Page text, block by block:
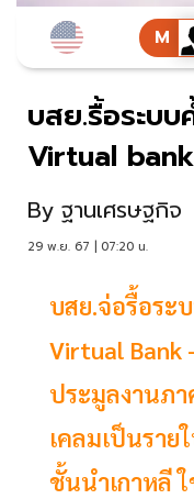
บสย.รื้อระบบ
Virtual
By ฐานเศรษฐกิจ
29 พ.ย. 67 | 07:20 น.
บสย.จ่อรื้อระ
Virtual Bank
ประมูลงานภ
เคลมเป็นรา
ชั้นนำเกาหลี ใ